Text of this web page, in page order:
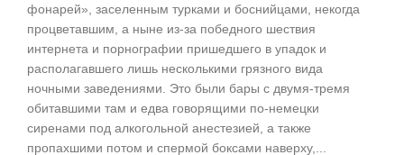
фонарей», заселенным турками и боснийцами, некогда
процветавшим, а ныне из-за победного шествия
интернета и порнографии пришедшего в упадок и
располагавшего лишь несколькими грязного вида
ночными заведениями. Это были бары с двумя-тремя
обитавшими там и едва говорящими по-немецки
сиренами под алкогольной анестезией, а также
пропахшими потом и спермой боксами наверху,...